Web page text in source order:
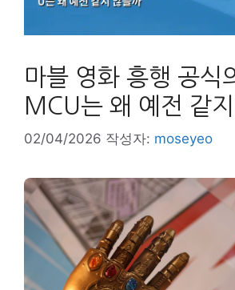
마블 영화 흥행 공식
MCU는 왜 예전 같
02/04/2026 작성자: moseyeo